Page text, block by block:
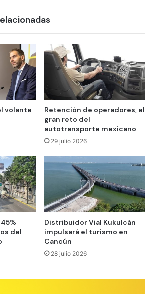
volante
Retención de operadores, el
gran reto del
autotransporte mexicano
29 julio 2026
del
Distribuidor Vial Kukulcán
impulsará el turismo en
Cancún
28 julio 2026